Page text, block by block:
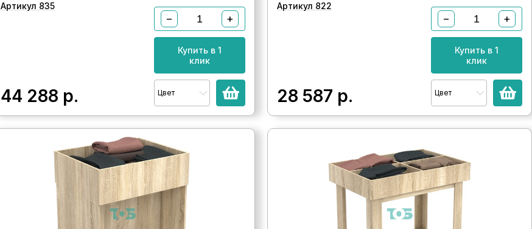
Артикул 835
44 288 р.
− +
Купить в 1
клик
Цвет
Артикул 822
28 587 р.
− +
Купить в 1
клик
Цвет